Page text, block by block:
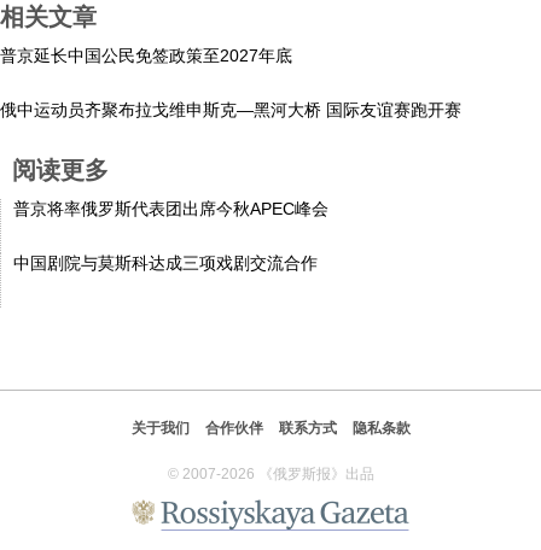
科技
社会
文化
历史
相关文章
普京延长中国公民免签政策至2027年底
俄中运动员齐聚布拉戈维申斯克—黑河大桥 国际友谊赛跑开赛
阅读更多
普京将率俄罗斯代表团出席今秋APEC峰会
中国剧院与莫斯科达成三项戏剧交流合作
关于我们 合作伙伴 联系方式 隐私条款
© 2007-2026 《俄罗斯报》出品